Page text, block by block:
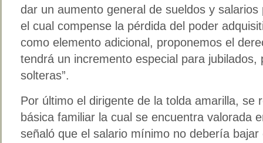
dar un aumento general de sueldos y
el cual compense la pérdida del poder
como elemento adicional, proponemos el
tendrá un incremento especial para jubilados,
solteras”.
Por último el dirigente de la tolda amarilla, se
básica familiar la cual se encuentra valorada
señaló que el salario mínimo no debería